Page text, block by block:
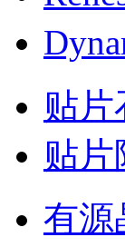
贴片
贴片
有源